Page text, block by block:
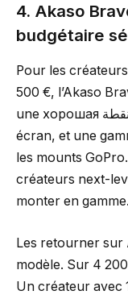
4. Akaso
budgétaire
Pour les
500 €, l’Akaso
une хорошая نقطة d’entrée. Vidéo 4K 60fps, double
écran, et une
les mounts
créateurs next-
monter en gamme.
Les retourner sur
modèle. Sur 4
Un créateur avec